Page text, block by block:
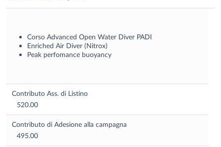
Corso Advanced Open Water Diver PADI
Enriched Air Diver (Nitrox)
Peak perfomance buoyancy
Contributo Ass. di Listino
520.00
Contributo di Adesione alla campagna
495.00